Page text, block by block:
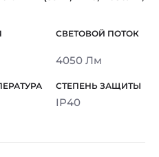
4050 Лм
IP40